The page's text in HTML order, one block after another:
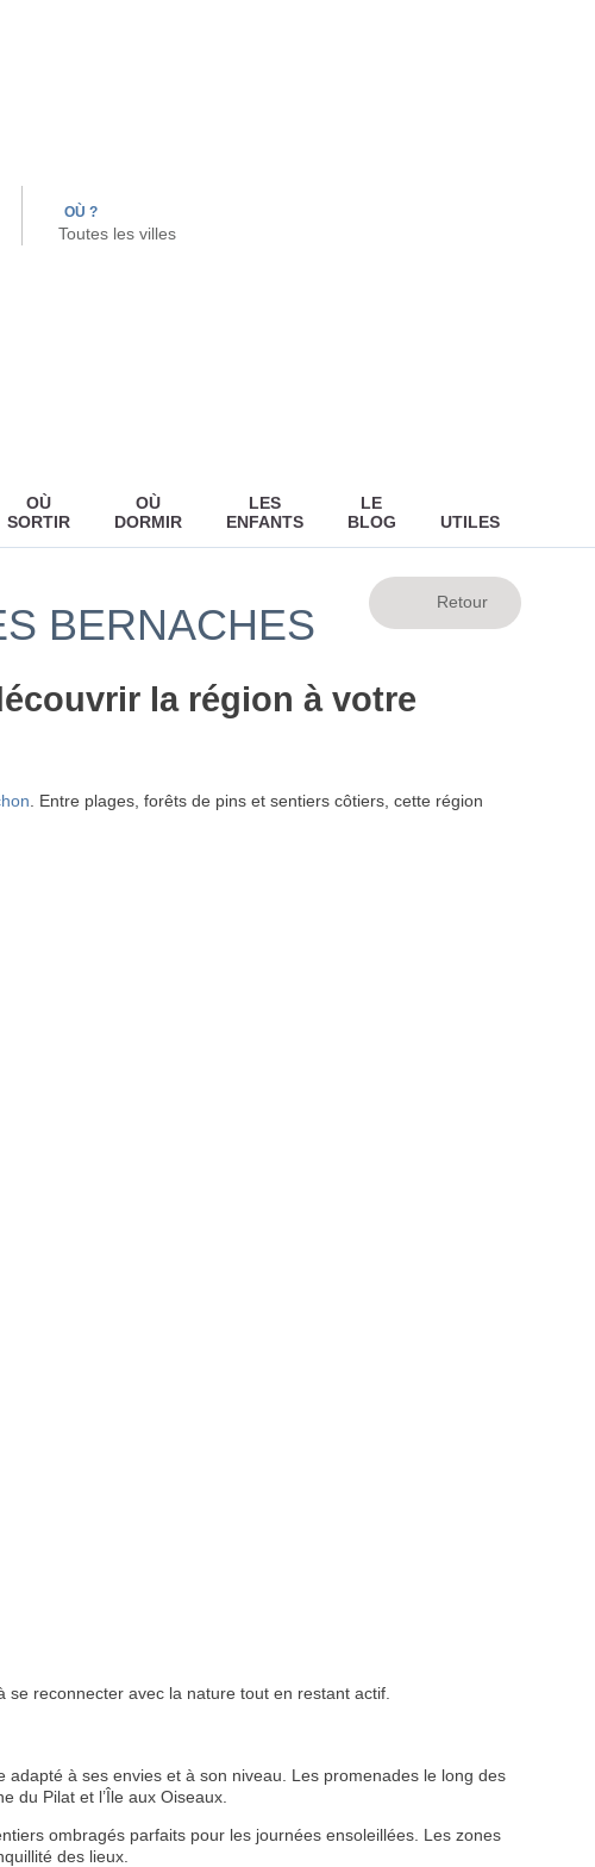
OÙ ?
OÙ
SORTIR
OÙ
DORMIR
LES
ENFANTS
LE
BLOG
UTILES
BERNACHES
la région à votre
. Entre plages, forêts de pins et sentiers côtiers, cette région
se reconnecter avec la nature tout en restant actif.
à ses envies et à son niveau. Les promenades le long des
du Pilat et l’Île aux Oiseaux.
ombragés parfaits pour les journées ensoleillées. Les zones
des lieux.